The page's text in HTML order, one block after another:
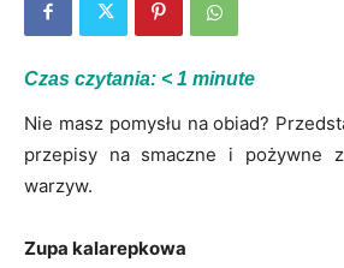
Czas czytania: < 1 minute
Nie masz pomysłu na obiad?
przepisy na smaczne i pożywne
warzyw.
Zupa kalarepkowa